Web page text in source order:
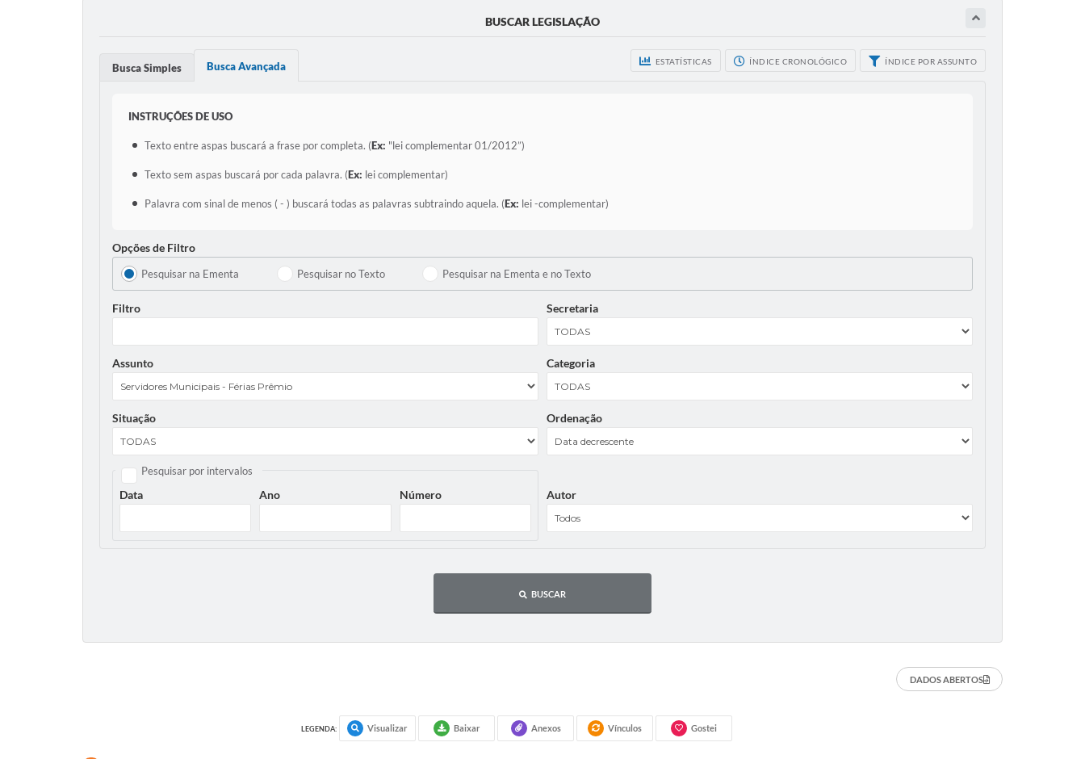
BUSCAR LEGISLAÇÃO
ESTATÍSTICAS ÍNDICE CRONOLÓGICO ÍNDICE POR ASSUNTO
Busca Simples Busca Avançada
INSTRUÇÕES DE USO
Texto entre aspas buscará a frase por completa. (Ex: "lei complementar 01/2012”)
Texto sem aspas buscará por cada palavra. (Ex: lei complementar)
Palavra com sinal de menos ( - ) buscará todas as palavras subtraindo aquela. (Ex: lei -complementar)
Opções de Filtro
Pesquisar na Ementa Pesquisar no Texto Pesquisar na Ementa e no Texto
Filtro Secretaria
Assunto Categoria
Situação Ordenação
Pesquisar por intervalos
Data Ano Número Autor
BUSCAR
DADOS ABERTOS
LEGENDA: Visualizar Baixar Anexos Vínculos Gostei